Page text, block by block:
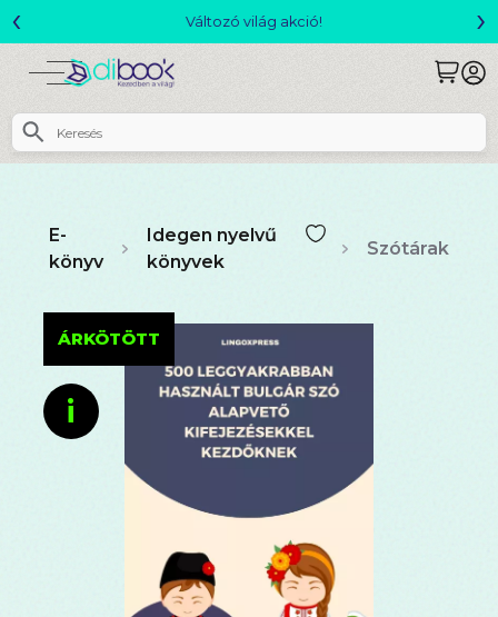
Változó világ akció!
‹ ›
E-
könyv
Idegen nyelvű
könyvek
Szótárak
ÁRKÖTÖTT
i